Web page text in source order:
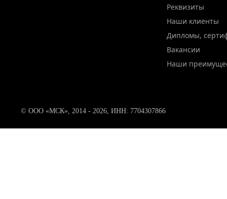
Реквизиты
Наши клиенты
Дипломы,
Вакансии
Наши
© ООО «МСК», 2014 - 2026, ИНН: 7704307866